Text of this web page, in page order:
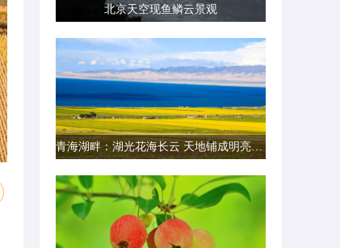
北京天空现鱼鳞云景观
青海湖畔：湖光花海长云 天地铺成明亮画卷